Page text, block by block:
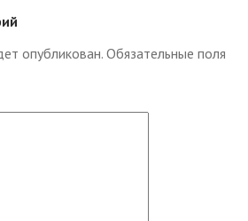
опубликован. Обязательные поля